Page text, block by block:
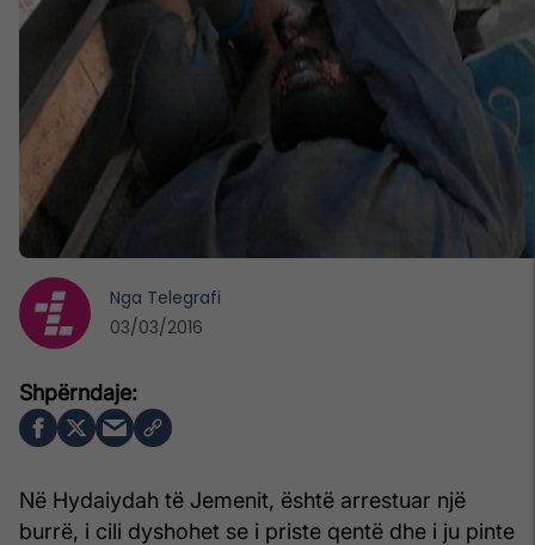
Në Hydaiydah të Jemenit, është arrestuar një
burrë, i cili dyshohet se i priste qentë dhe i ju pinte
Nga Telegrafi
03/03/2016